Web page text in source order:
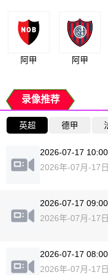
阿甲 阿甲
录像推荐
英超 德甲
2026-07-17
2026年-07月-17日
2026-07-17
2026年-07月-17日
2026-07-17
2026年-07月-17日